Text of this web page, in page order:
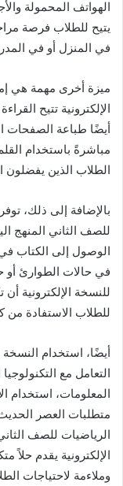
الهواتف المحمولة
يتيح للطلاب فرصة
في المنزل أو في
ميزة أخرى مهمة هي
الإلكترونية تتيح
أيضًا طباعة الصفحات
مباشرةً باستخدام
الطلاب الذين يفضلون
بالإضافة إلى ذلك،
للصف الثاني المنهج
الوصول إلى الكتاب
في حالات الطوارئ أو
للنسخة الإلكترونية
للطلاب الاستفادة من
أيضًا، استخدام
التعامل مع
المعلومات، استخدام
متطلبات العصر
الرياضيات للصف
الإلكترونية يقدم حلاً
وملاءمة لاحتياجات